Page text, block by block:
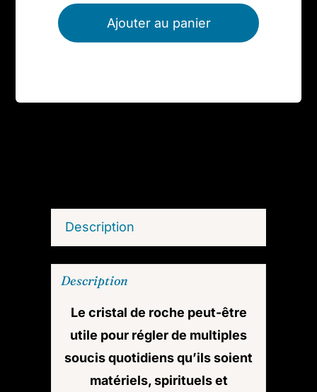
Ajouter au panier
Description
Description
Le cristal de roche peut-être
utile pour régler de multiples
soucis quotidiens qu’ils soient
matériels, spirituels et